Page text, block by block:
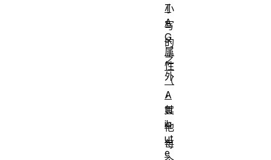
小
写
的
之
外
，
其
他
每
T
A
G
属
性
（
A
ttr
ib
ut
e